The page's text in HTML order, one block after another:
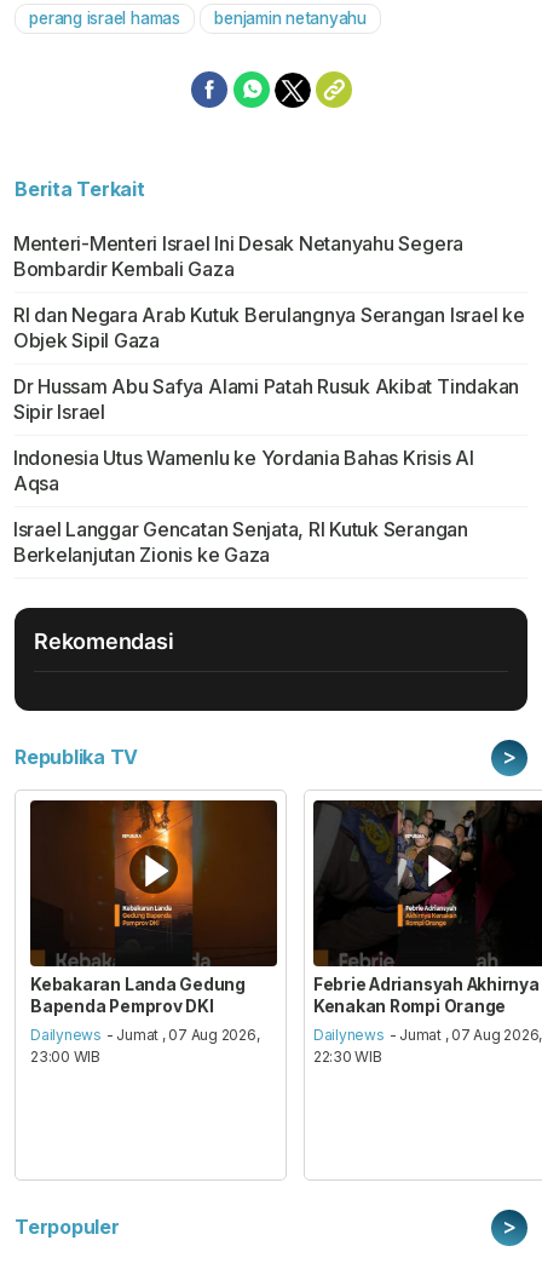
perang israel hamas benjamin netanyahu
Berita Terkait
Menteri-Menteri Israel Ini Desak Netanyahu Segera
Bombardir Kembali Gaza
RI dan Negara Arab Kutuk Berulangnya Serangan Israel ke
Objek Sipil Gaza
Dr Hussam Abu Safya Alami Patah Rusuk Akibat Tindakan
Sipir Israel
Indonesia Utus Wamenlu ke Yordania Bahas Krisis Al
Aqsa
Israel Langgar Gencatan Senjata, RI Kutuk Serangan
Berkelanjutan Zionis ke Gaza
Rekomendasi
Republika TV >
Kebakaran Landa Gedung
Bapenda Pemprov DKI
Dailynews - Jumat , 07 Aug 2026,
23:00 WIB
Febrie Adriansyah Akhirnya
Kenakan Rompi Orange
Dailynews - Jumat , 07 Aug 2026,
22:30 WIB
Terpopuler >